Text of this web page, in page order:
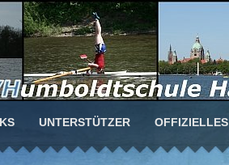
UNTERSTÜTZER OFFIZIELLES